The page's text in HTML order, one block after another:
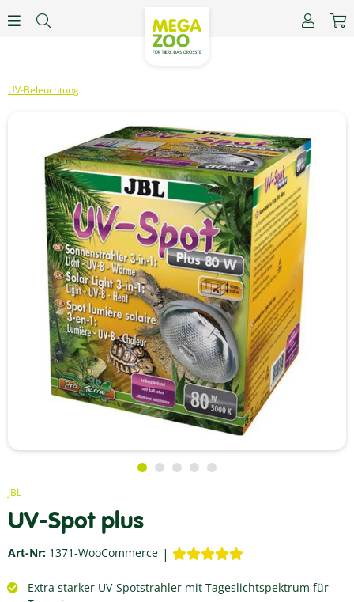
UV-Beleuchtung
JBL
UV-Spot plus
Art-Nr: 1371-WooCommerce
Extra starker UV-Spotstrahler mit Tageslichtspektrum für